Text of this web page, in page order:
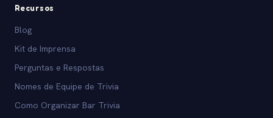
Recursos
Blog
Kit de Imprensa
Perguntas e Respostas
Nomes de Equipe de Trivia
Como Organizar Bar Trivia